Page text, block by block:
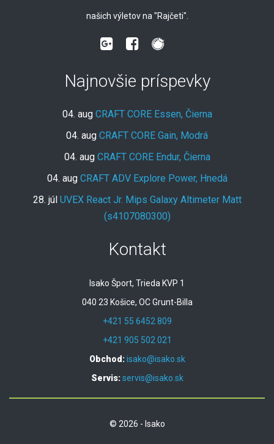
našich výletov na "Rajčeti".
Najnovšie príspevky
04. aug CRAFT CORE Essen, Čierna
04. aug CRAFT CORE Gain, Modrá
04. aug CRAFT CORE Endur, Čierna
04. aug CRAFT ADV Explore Power, Hnedá
28. júl UVEX React Jr. Mips Galaxy Altimeter Matt
(s4107080300)
Kontakt
Isako Šport, Trieda KVP 1
040 23 Košice, OC Grunt-Billa
+421 55 6452 809
+421 905 502 021
Obchod:isako@isako.sk
Servis:servis@isako.sk
© 2026 - Isako